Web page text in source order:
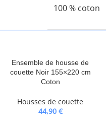
100 % coton
Ensemble de housse de
couette Noir 155×220 cm
Coton
Housses de couette
44,90 €